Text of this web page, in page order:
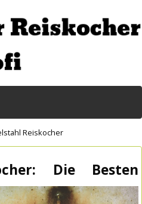
Reiskocher
Die Besten